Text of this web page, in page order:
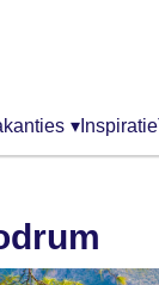
▾ Inspiratie